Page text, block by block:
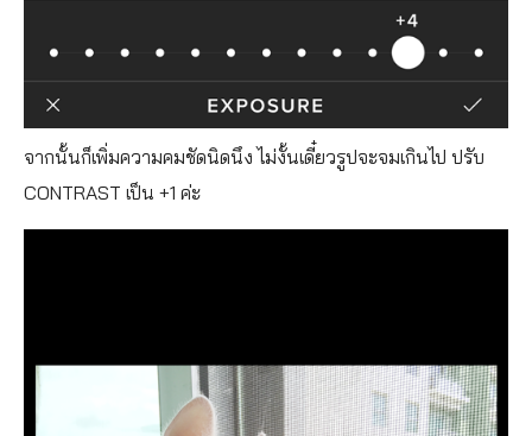
จากนั้นก็เพิ่มความคมชัดนิดนึง ไม่งั้นเดี๋ยวรูปจะจมเกินไป ปรับ
CONTRAST เป็น +1 ค่ะ